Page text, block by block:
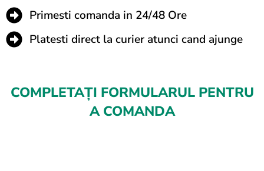
Primesti comanda in 24/48 Ore
Platesti direct la curier atunci cand ajunge
COMPLETAȚI FORMULARUL PENTRU
A COMANDA